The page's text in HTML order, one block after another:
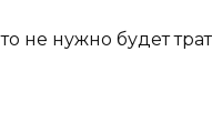
не нужно будет